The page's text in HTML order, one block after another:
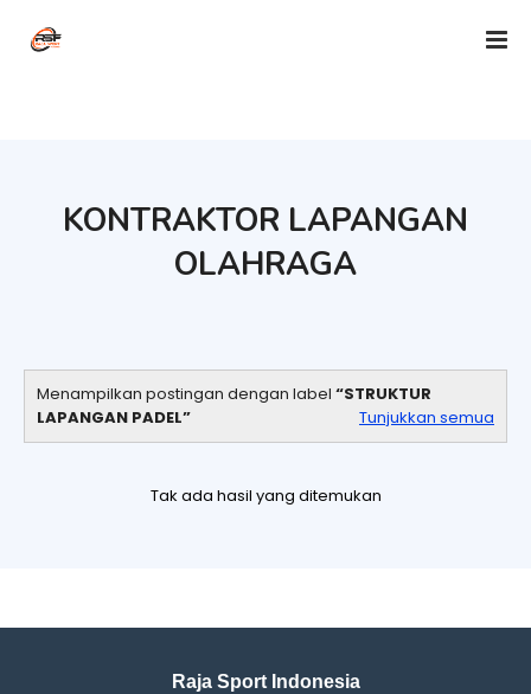
KONTRAKTOR LAPANGAN
OLAHRAGA
Menampilkan postingan dengan label
STRUKTUR
LAPANGAN PADEL
Tunjukkan semua
Tak ada hasil yang ditemukan
Raja Sport Indonesia